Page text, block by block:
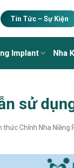
Tin Tức – Sự Kiện
Implant Nha
sử
thức Chỉnh Nha Niềng